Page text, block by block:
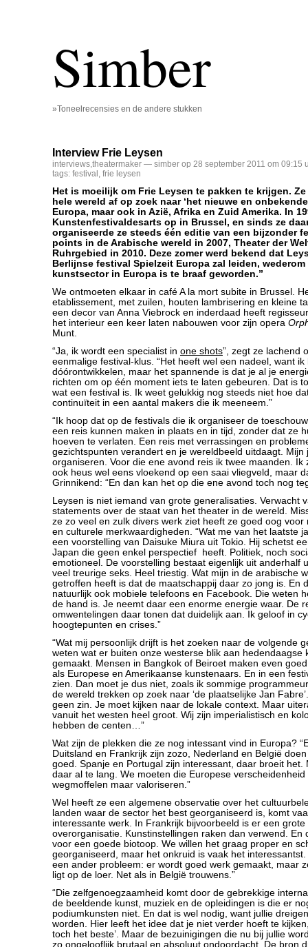
Simber
»Toneelrecensies en de andere stukken
Interview Frie Leysen
interviews,theatermaker — simber op 28 september 2011 om 09:15
tags: festival , frie leysen
Het is moeilijk om Frie Leysen te pakken te krijgen.
hele wereld af op zoek naar ‘het nieuwe en
Europa, maar ook in Azië, Afrika en Zuid Amerika. In
Kunstenfestivaldesarts op in Brussel, en sinds ze
organiseerde ze steeds één editie van een bijzonder
points in de Arabische wereld in 2007, Theater der
Ruhrgebied in 2010. Deze zomer werd bekend dat
Berlijnse festival Spielzeit Europa zal leiden, wederom
kunstsector in Europa is te braaf geworden.”
We ontmoeten elkaar in café A la mort subite in Brussel.
etablissement, met zuilen, houten lambrisering en kleine
een decor van Anna Viebrock en inderdaad heeft
het interieur een keer laten nabouwen voor zijn opera
Munt.
“Ja, ik wordt een specialist in one shots”, zegt ze lachend
eenmalige festival-klus. “Het heeft wel een nadeel, want ik
dóórontwikkelen, maar het spannende is dat je al je
richten om op één moment iets te laten gebeuren. Dat is
wat een festival is. Ik weet gelukkig nog steeds niet hoe
continuïteit in een aantal makers die ik meeneem.”
“Ik hoop dat op de festivals die ik organiseer de
een reis kunnen maken in plaats en in tijd, zonder dat ze
hoeven te verlaten. Een reis met verrassingen en
gezichtspunten verandert en je wereldbeeld uitdaagt. Mijn
organiseren. Voor die ene avond reis ik twee maanden. Ik
ook heus wel eens vloekend op een saai vliegveld, maar
Grinnikend: “En dan kan het op die ene avond toch nog
Leysen is niet iemand van grote generalisaties. Verwacht
statements over de staat van het theater in de wereld.
ze zo veel en zulk divers werk ziet heeft ze goed oog voor
en culturele merkwaardigheden. “Wat me van het laatste
een voorstelling van Daisuke Miura uit Tokio. Hij schetst
Japan die geen enkel perspectief heeft. Politiek, noch
emotioneel. De voorstelling bestaat eigenlijk uit anderhalf
veel treurige seks. Heel triestig. Wat mijn in de arabische
getroffen heeft is dat de maatschappij daar zo jong is. En
natuurlijk ook mobiele telefoons en Facebook. Die weten
de hand is. Je neemt daar een enorme energie waar. De
omwentelingen daar tonen dat duidelijk aan. Ik geloof in
hoogtepunten en crises.”
“Wat mij persoonlijk drijft is het zoeken naar de volgende
weten wat er buiten onze westerse blik aan hedendaagse
gemaakt. Mensen in Bangkok of Beiroet maken even
als Europese en Amerikaanse kunstenaars. En in een
zien. Dan moet je dus niet, zoals ik sommige
de wereld trekken op zoek naar ‘de plaatselijke Jan
geen zin. Je moet kijken naar de lokale context. Maar
vanuit het westen heel groot. Wij zijn imperialistisch en
hebben de centen…”
Wat zijn de plekken die ze nog intessant vind in Europa?
Duitsland en Frankrijk zijn zozo, Nederland en België
goed. Spanje en Portugal zijn interessant, daar broeit het.
daar al te lang. We moeten die Europese
wegmoffelen maar valoriseren.”
Wel heeft ze een algemene observatie over het
landen waar de sector het best georganiseerd is, komt
interessante werk. In Frankrijk bijvoorbeeld is er een
overorganisatie. Kunstinstellingen raken dan verwend. En
voor een goede biotoop. We willen het graag proper en
georganiseerd, maar het onkruid is vaak het
een ander probleem: er wordt goed werk gemaakt, maar
ligt op de loer. Net als in België trouwens.”
“Die zelfgenoegzaamheid komt door de gebrekkige
de beeldende kunst, muziek en de opleidingen is die er
podiumkunsten niet. En dat is wel nodig, want jullie
worden. Hier leeft het idee dat je niet verder hoeft te
toch het beste’. Maar de bezuinigingen die nu bij jullie
zo ongelooflijk brutaal en absoluut ondoordacht. De bron